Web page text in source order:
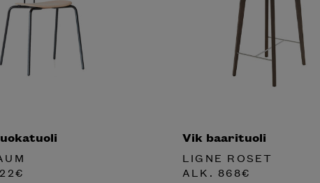
€
Vik baarituoli
LIGNE ROSET
ALK. 868€